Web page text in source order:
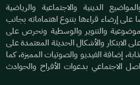
الدينية والاجتماعية والرياضية
على إرضاء قراءها بتنوع اهتماماته بجانب
والتنوير والوسطية ونحرص على
الابتكار والأشكال الحديثة المعتمدة على
إضافة الفيديو والصوتيات المميزة، كما
الاجتماعي بدعوات الأفراح والحوادث